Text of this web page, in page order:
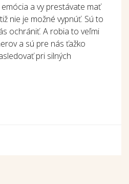
a vy prestávate mať
nie je možné vypnúť. Sú to
ochrániť. A robia to veľmi
a sú pre nás ťažko
pri silných